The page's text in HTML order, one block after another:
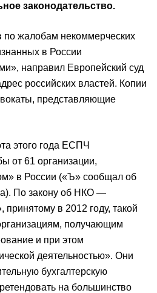
законодательство.
по жалобам некоммерческих
в России
направил Европейский суд
российских властей. Копии
представляющие
этого года ЕСПЧ
от 61 организации,
в России («Ъ» сообщал об
По закону об НКО —
принятому в 2012 году, такой
получающим
и при этом
деятельностью». Они
бухгалтерскую
на большинство